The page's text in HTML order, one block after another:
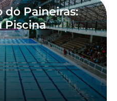
Paineiras:
Piscina